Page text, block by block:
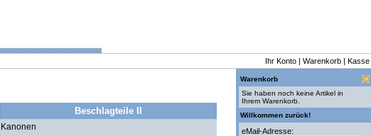
Ihr Konto | Warenkorb | Kasse
Beschlagteile II
Kanonen
Warenkorb
Sie haben noch keine Artikel in
Ihrem Warenkorb.
Willkommen zurück!
eMail-Adresse: